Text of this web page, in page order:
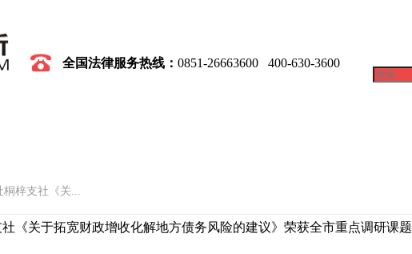
全国法律服务热线 ： 0851-26663600 400-630-3600
桐梓支社《关...
《关于拓宽财政增收化解地方债务风险的建议》荣获全市重点调研课题